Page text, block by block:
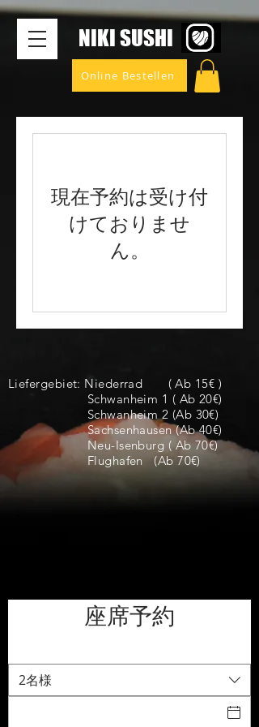
​NIKI SUSHI
Online Bestellen
現在予約は受け付
けておりませ
ん。
Liefergebiet: Niederrad ( Ab 15€ )
Schwanheim 1 ( Ab 20€)
Schwanheim 2 (Ab 30€)
Sachsenhausen (Ab 40€)
Neu-Isenburg ( Ab 70€)
Flughafen (Ab 70€)
座席予約
2名様